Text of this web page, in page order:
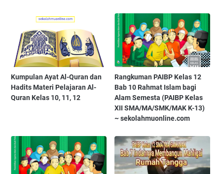
Kumpulan Ayat Al-Quran dan
Hadits Materi Pelajaran Al-
Quran Kelas 10, 11, 12
Rangkuman PAIBP Kelas 12
Bab 10 Rahmat Islam bagi
Alam Semesta (PAIBP Kelas
XII SMA/MA/SMK/MAK K-13)
~ sekolahmuonline.com